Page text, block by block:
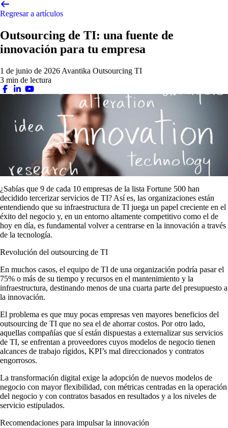
Regresar a artículos
Outsourcing de TI: una fuente de
innovación para tu empresa
1 de junio de 2026 Avantika Outsourcing TI
3 min de lectura
¿Sabías que 9 de cada 10 empresas de la lista Fortune 500 han
decidido tercerizar servicios de TI? Así es, las organizaciones están
entendiendo que su infraestructura de TI juega un papel creciente en el
éxito del negocio y, en un entorno altamente competitivo como el de
hoy en día, es fundamental volver a centrarse en la innovación a través
de la tecnología.
Revolución del outsourcing de TI
En muchos casos, el equipo de TI de una organización podría pasar el
75% o más de su tiempo y recursos en el mantenimiento y la
infraestructura, destinando menos de una cuarta parte del presupuesto a
la innovación.
El problema es que muy pocas empresas ven mayores beneficios del
outsourcing de TI que no sea el de ahorrar costos. Por otro lado,
aquellas compañías que sí están dispuestas a externalizar sus servicios
de TI, se enfrentan a proveedores cuyos modelos de negocio tienen
alcances de trabajo rígidos, KPI’s mal direccionados y contratos
engorrosos.
La transformación digital exige la adopción de nuevos modelos de
negocio con mayor flexibilidad, con métricas centradas en la operación
del negocio y con contratos basados en resultados y a los niveles de
servicio estipulados.
Recomendaciones para impulsar la innovación